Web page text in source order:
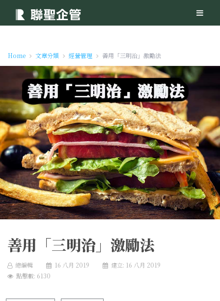
Home 文章分類 經營管理 善用「三明治」激勵法
善用「三明治」激勵法
總編輯 16 八月 2019
建立: 16 八月 2019
點擊數: 6130